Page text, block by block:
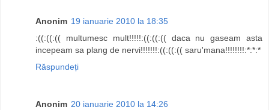
Anonim 19 ianuarie 2010 la 18:35
:((:((:(( multumesc mult!!!!!:((:((:(( daca nu gaseam asta
incepeam sa plang de nervi!!!!!!!:((:((:(( saru'mana!!!!!!!!:*:*:*
Răspundeți
Anonim 20 ianuarie 2010 la 14:26